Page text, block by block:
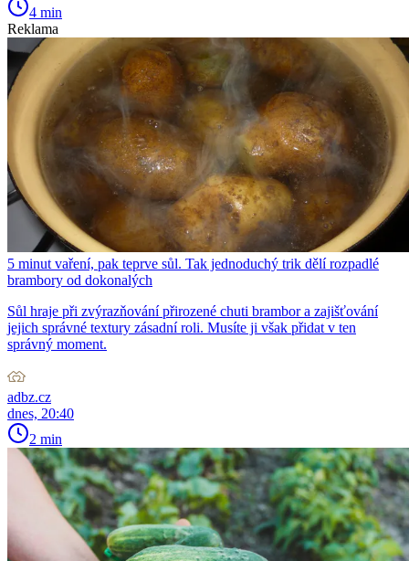
4 min
Reklama
5 minut vaření, pak teprve sůl. Tak jednoduchý trik dělí rozpadlé
brambory od dokonalých
Sůl hraje při zvýrazňování přirozené chuti brambor a zajišťování
jejich správné textury zásadní roli. Musíte ji však přidat v ten
správný moment.
adbz.cz
dnes, 20:40
2 min